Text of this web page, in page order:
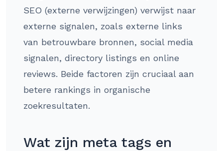
SEO (externe verwijzingen) verwijst naar
externe signalen, zoals externe links
van betrouwbare bronnen, social media
signalen, directory listings en online
reviews. Beide factoren zijn cruciaal aan
betere rankings in organische
zoekresultaten.
Wat zijn meta tags en